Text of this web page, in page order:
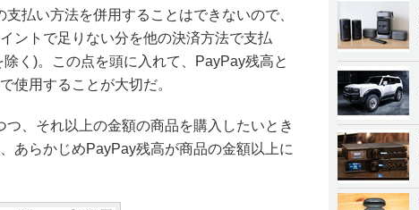
払い方法を併用することはできないので、
ントで足りない分を他の決済方法で支払
く)。この点を頭に入れて、PayPay残高と
使用することが大切だ。
、それ以上の金額の商品を購入したいとき
あらかじめPayPay残高が商品の金額以上に